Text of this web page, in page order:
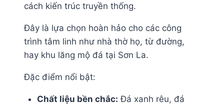
cách kiến trúc truyền thống.
Đây là lựa chọn hoàn hảo cho các công
trình tâm linh như nhà thờ họ, từ đường,
hay khu lăng mộ đá tại Sơn La.
Đặc điểm nổi bật:
Chất liệu bền chắc: Đá xanh rêu, đá